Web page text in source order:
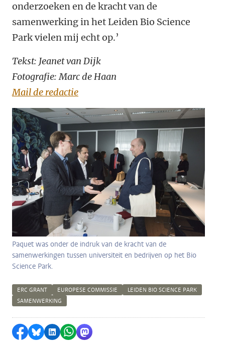
onderzoeken en de kracht van de
samenwerking in het Leiden Bio Science
Park vielen mij echt op.’
Tekst: Jeanet van Dijk
Fotografie: Marc de Haan
Mail de redactie
Paquet was onder de indruk van de kracht van de
samenwerkingen tussen universiteit en bedrijven op het Bio
Science Park.
ERC GRANT EUROPESE COMMISSIE
LEIDEN BIO SCIENCE PARK
SAMENWERKING
Delen op Facebook
Delen via Bluesky
Delen op LinkedIn
Delen via WhatsApp
Delen via Mastodon